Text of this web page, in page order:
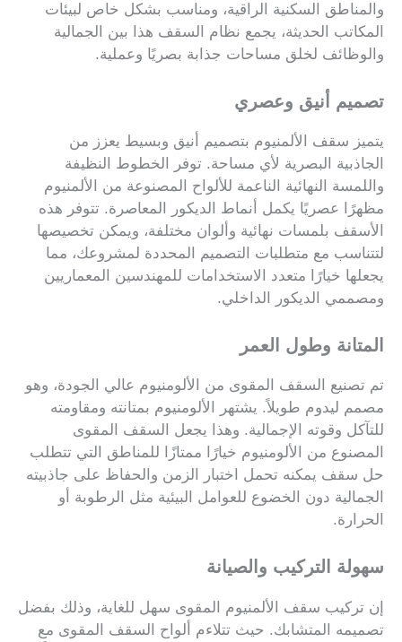
والمناطق السكنية الراقية، ومناسب بشكل خاص لبيئات
المكاتب الحديثة، يجمع نظام السقف هذا بين الجمالية
والوظائف لخلق مساحات جذابة بصريًا وعملية.
تصميم أنيق وعصري
يتميز سقف الألمنيوم بتصميم أنيق وبسيط يعزز من
الجاذبية البصرية لأي مساحة. توفر الخطوط النظيفة
واللمسة النهائية الناعمة للألواح المصنوعة من الألمنيوم
مظهرًا عصريًا يكمل أنماط الديكور المعاصرة. تتوفر هذه
الأسقف بلمسات نهائية وألوان مختلفة، ويمكن تخصيصها
لتتناسب مع متطلبات التصميم المحددة لمشروعك، مما
يجعلها خيارًا متعدد الاستخدامات للمهندسين المعماريين
ومصممي الديكور الداخلي.
المتانة وطول العمر
تم تصنيع السقف المقوى من الألومنيوم عالي الجودة، وهو
مصمم ليدوم طويلاً. يشتهر الألومنيوم بمتانته ومقاومته
للتآكل وقوته الإجمالية. وهذا يجعل السقف المقوى
المصنوع من الألومنيوم خيارًا ممتازًا للمناطق التي تتطلب
حل سقف يمكنه تحمل اختبار الزمن والحفاظ على جاذبيته
الجمالية دون الخضوع للعوامل البيئية مثل الرطوبة أو
الحرارة.
سهولة التركيب والصيانة
إن تركيب سقف الألمنيوم المقوى سهل للغاية، وذلك بفضل
تصميمه المتشابك. حيث تتلاءم ألواح السقف المقوى مع